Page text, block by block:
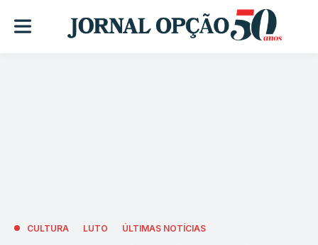
CULTURA LUTO ÚLTIMAS NOTÍCIAS